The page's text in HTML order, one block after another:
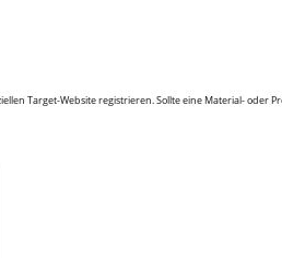
Target-Website registrieren. Sollte eine Material-